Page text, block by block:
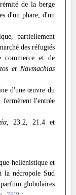
de la berge
d'un phare, d'un
partiellement
des réfugiés
et de
et Navmachias
d'une œuvre du
fermèrent l'entrée
, 23.2, 21.4 et
hellénistique et
la nécropole Sud
globulaires